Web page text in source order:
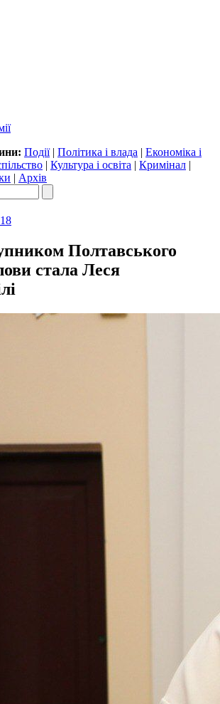
Події| Політика і влада | Економіка і
| Культура і освіта | Кримінал |
| Архів
Полтавського
стала Леся